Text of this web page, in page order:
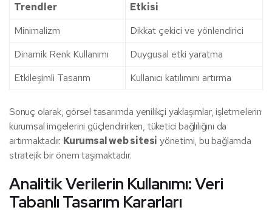
Trendler
Etkisi
Minimalizm
Dikkat çekici ve yönlendirici
Dinamik Renk Kullanımı
Duygusal etki yaratma
Etkileşimli Tasarım
Kullanıcı katılımını artırma
Sonuç olarak, görsel tasarımda yenilikçi yaklaşımlar, işletmelerin
kurumsal imgelerini güçlendirirken, tüketici bağlılığını da
artırmaktadır. Kurumsal web sitesi yönetimi, bu bağlamda
stratejik bir önem taşımaktadır.
Analitik Verilerin Kullanımı: Veri
Tabanlı Tasarım Kararları